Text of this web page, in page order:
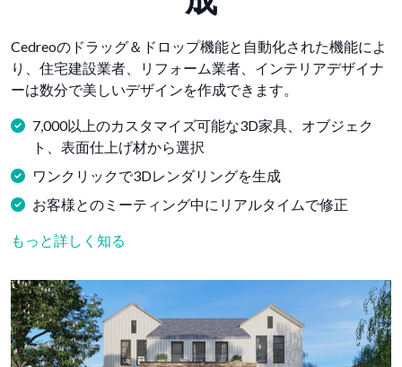
Cedreoのドラッグ＆ドロップ機能と自動化された機能によ
り、住宅建設業者、リフォーム業者、インテリアデザイナ
ーは数分で美しいデザインを作成できます。
7,000以上のカスタマイズ可能な3D家具、オブジェク
ト、表面仕上げ材から選択
ワンクリックで3Dレンダリングを生成
お客様とのミーティング中にリアルタイムで修正
もっと詳しく知る